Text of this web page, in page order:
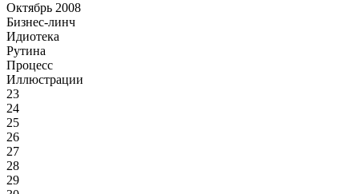
Октябрь 2008
Бизнес-линч
Идиотека
Рутина
Процесс
Иллюстрации
23
24
25
26
27
28
29